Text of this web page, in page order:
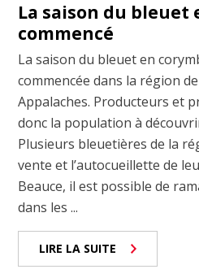
La saison du bleuet
commencé
La saison du bleuet en
commencée dans la région
Appalaches. Producteurs et
donc la population à
Plusieurs bleuetières de la
vente et l’autocueillette de
Beauce, il est possible de
dans les ...
LIRE LA SUITE